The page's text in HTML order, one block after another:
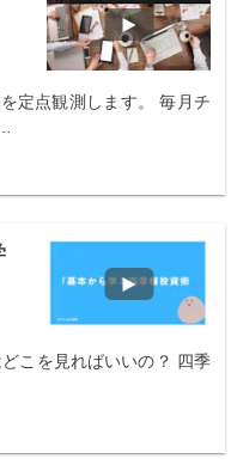
定点観測します。 毎月チ
こを見ればいいの？ 四季